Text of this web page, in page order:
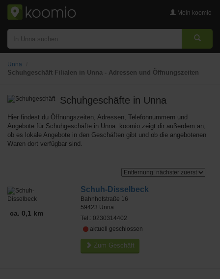
Mein koomio
Unna
Schuhgeschäft Filialen in Unna - Adressen und Öffnungszeiten
Schuhgeschäfte in Unna
Hier findest du Öffnungszeiten, Adressen, Telefonnummern und
Angebote für Schuhgeschäfte in Unna. koomio zeigt dir außerdem an,
ob es lokale Angebote in den Geschäften gibt und ob die angebotenen
Waren dort verfügbar sind.
ca. 0,1 km
Schuh-Disselbeck
Bahnhofstraße 16
59423 Unna
Tel.: 0230314402
aktuell geschlossen
Zum Geschäft